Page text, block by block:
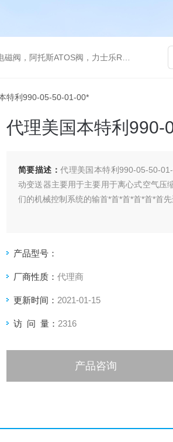
格MOOG伺服阀，宝德BURKERT电磁阀，倍加福P F传感器
特利990-05-50-01-00*
代理美国本特利990-
简要描述：代理美国本特利990-05-50-
动变送器主要用于主要用于离心式空气压
们的机械控制系统的输首*首*首*首*首*首先
产品型号：
厂商性质： 代理商
更新时间： 2021-01-15
访 问 量： 2316
产品咨询